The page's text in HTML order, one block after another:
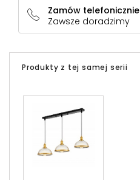
Zamów telefonicznie
Zawsze doradzimy
Produkty z tej samej serii